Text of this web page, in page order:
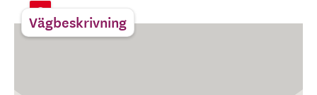
Vägbeskrivning